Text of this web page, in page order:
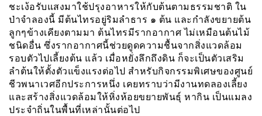
ชะเง้อรับแสงมาใช้ปรุงอาหารให้กับต้นตามธรรมชาติ ใน
ป่าจำลองนี้ มีต้นไทรอยู่ริมลำธาร ๑ ต้น และกำลังขยายต้น
ลูกๆข้างเคียงตามมา ต้นไทรมีรากอากาศ ไม่เหมือนต้นไม้
ชนิดอื่น ซึ่งรากอากาศนี้ช่วยดูดความชื้นจากสิ่งแวดล้อม
รอบตัวไปเลี้ยงต้น แล้ว เมื่อหยั่งลึกถึงดิน ก็จะเป็นตัวเสริม
ลำต้นให้ตั้งตัวแข็งแรงต่อไป สำหรับกิจกรรมพิเศษของศูนย์
ชีวพนาเวศอีกประการหนึ่ง เคยทราบว่ามีงานทดลองเลี้ยง
และสร้างสิ่งแวดล้อมให้หิ่งห้อยขยายพันธุ์ หากิน เป็นแมลง
ประจำถิ่นในพื้นที่เหล่านั้นต่อไป